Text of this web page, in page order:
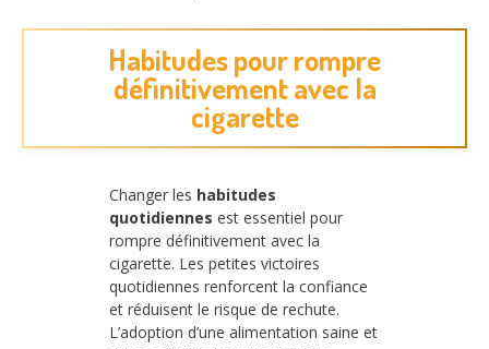
Habitudes pour rompre
définitivement avec la
cigarette
Changer les habitudes
quotidiennes est essentiel pour
rompre définitivement avec la
cigarette. Les petites victoires
quotidiennes renforcent la confiance
et réduisent le risque de rechute.
L’adoption d’une alimentation saine et